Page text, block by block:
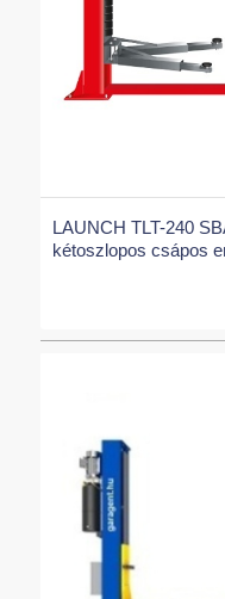
LAUNCH TLT-240
kétoszlopos csápos